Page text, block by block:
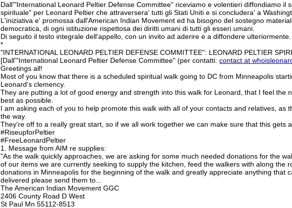
Dall'"International Leonard Peltier Defense Committee" riceviamo e volentieri diffondiamo
spirituale" per Leonard Peltier che attraversera' tutti gli Stati Uniti e si concludera' a
L'iniziativa e' promossa dall'American Indian Movement ed ha bisogno del sostegno
democratica, di ogni istituzione rispettosa dei diritti umani di tutti gli esseri umani.
Di seguito il testo integrale dell'appello, con un invito ad aderire e a diffondere ulteriormente.
*
"INTERNATIONAL LEONARD PELTIER DEFENSE COMMITTEE": LEONARD PELTIER
[Dall'"International Leonard Peltier Defense Committee" (per contatti:contact at
Greetings all!
Most of you know that there is a scheduled spiritual walk going to DC from Minneapolis
Leonard's clemency.
They are putting a lot of good energy and strength into this walk for Leonard, that I feel
best as possible.
I am asking each of you to help promote this walk with all of your contacts and relatives,
the way.
They're off to a really great start, so if we all work together we can make sure that this gets
#RiseupforPeltier
#FreeLeonardPeltier
1. Message from AIM re supplies:
"As the walk quickly approaches, we are asking for some much needed donations for the
of our items we are currently seeking to supply the kitchen, feed the walkers with along the
donations in Minneapolis for the beginning of the walk and greatly appreciate anything that
delivered please send them to...
The American Indian Movement GGC
2406 County Road D West
St Paul Mn 55112-8513